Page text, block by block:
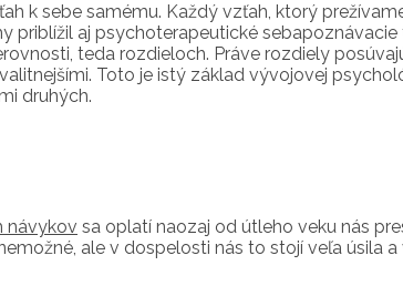
k sebe samému. Každý vzťah, ktorý
priblížil aj psychoterapeutické sebapoznávacie
teda rozdieloch. Práve rozdiely
Toto je istý základ vývojovej
druhých.
návykov sa oplatí naozaj od útleho veku nás
ale v dospelosti nás to stojí veľa úsila